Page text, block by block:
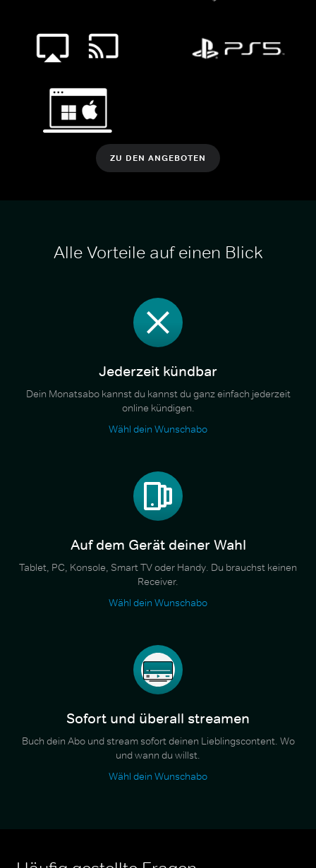
ZU DEN ANGEBOTEN
Alle Vorteile auf einen Blick
Jederzeit kündbar
Dein Monatsabo kannst du kannst du ganz einfach jederzeit
online kündigen.
Wähl dein Wunschabo
Auf dem Gerät deiner Wahl
Tablet, PC, Konsole, Smart TV oder Handy. Du brauchst keinen
Receiver.
Wähl dein Wunschabo
Sofort und überall streamen
Buch dein Abo und stream sofort deinen Lieblingscontent. Wo
und wann du willst.
Wähl dein Wunschabo